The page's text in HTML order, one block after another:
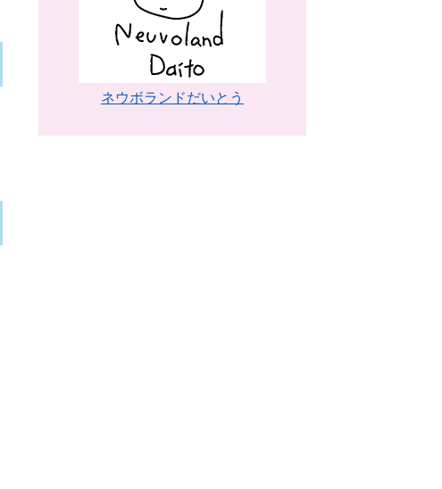
ネウボランドだいとう